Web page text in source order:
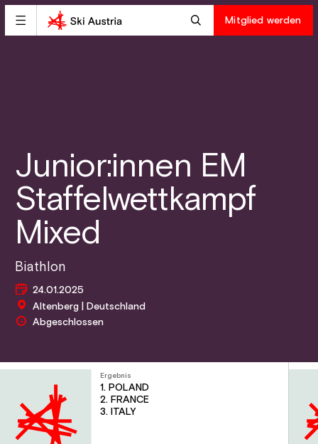
Mitglied werden
Junior:innen EM
Staffelwettkampf
Mixed
Biathlon
24.01.2025
Altenberg | Deutschland
Abgeschlossen
Ergebnis
1. POLAND
2. FRANCE
3. ITALY